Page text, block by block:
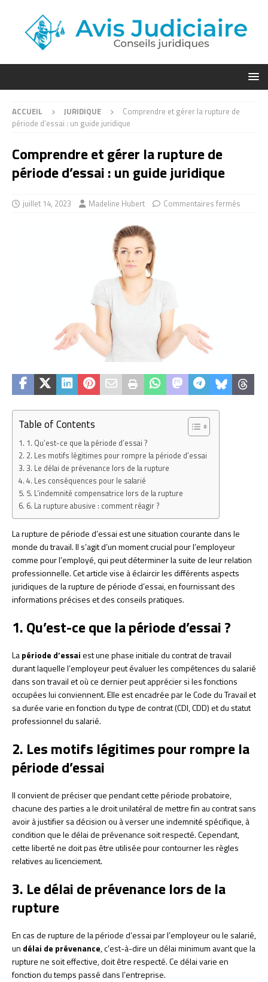
ACCUEIL JURIDIQUE
Comprendre et gérer la rupture de
période d’essai : un guide juridique
Comprendre et gérer la rupture de
période d’essai : un guide juridique
juillet 14, 2023 Madeline Hubert Commentaires fermés
Table of Contents
1. Qu’est-ce que la période d’essai ?
2. Les motifs légitimes pour rompre la période d’essai
3. Le délai de prévenance lors de la rupture
4. Les conséquences pour le salarié
5. L’indemnité compensatrice lors de la rupture
6. La rupture abusive : comment réagir ?
La rupture de période d’essai est une situation courante dans le
monde du travail. Il s’agit d’un moment crucial pour l’employeur
comme pour l’employé, qui peut déterminer la suite de leur relation
professionnelle. Cet article vise à éclaircir les différents aspects
juridiques de la rupture de période d’essai, en fournissant des
informations précises et des conseils pratiques.
1. Qu’est-ce que la période d’essai ?
Lapériode d’essaiest une phase initiale du contrat de travail
durant laquelle l’employeur peut évaluer les compétences du salarié
dans son travail et où ce dernier peut apprécier si les fonctions
occupées lui conviennent. Elle est encadrée par le Code du Travail et
sa durée varie en fonction du type de contrat (CDI, CDD) et du statut
professionnel du salarié.
2. Les motifs légitimes pour rompre la
période d’essai
Il convient de préciser que pendant cette période probatoire,
chacune des parties a le droit unilatéral de mettre fin au contrat sans
avoir à justifier sa décision ou à verser une indemnité spécifique, à
condition que le délai de prévenance soit respecté. Cependant,
cette liberté ne doit pas être utilisée pour contourner les règles
relatives au licenciement.
3. Le délai de prévenance lors de la
rupture
En cas de rupture de la période d’essai par l’employeur ou le salarié,
un délai de prévenance, c’est-à-dire un délai minimum avant que la
rupture ne soit effective, doit être respecté. Ce délai varie en
fonction du temps passé dans l’entreprise.